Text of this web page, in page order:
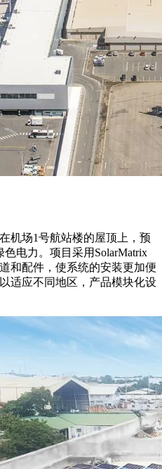
机场1号航站楼的屋顶上，预
电力。项目采用SolarMatrix
和配件，使系统的安装更加便
适应不同地区，产品模块化设